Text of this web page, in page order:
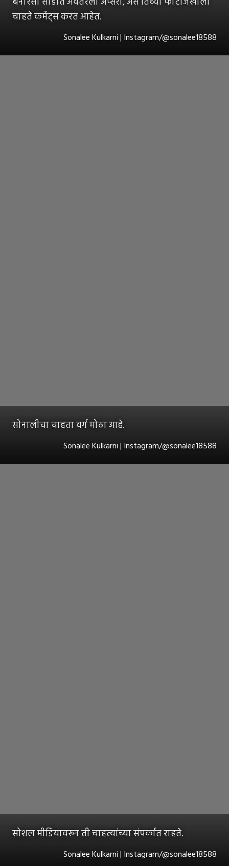
चाहते कमेंट्स करत आहेत.
Sonalee Kulkarni | Instagram/@sonalee18588
सोनालीचा चाहता वर्ग मोठा आहे.
Sonalee Kulkarni | Instagram/@sonalee18588
सोशल मीडियावरून ती चाहत्यांच्या संपर्कात राहते.
Sonalee Kulkarni | Instagram/@sonalee18588